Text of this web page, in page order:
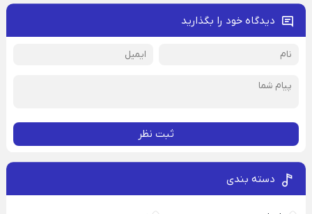
دیدگاه خود را بگذارید
ثبت نظر
دسته بندی